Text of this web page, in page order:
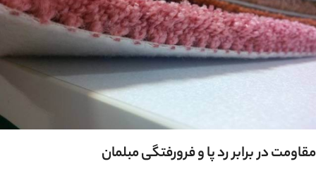
مقاومت در برابر رد پا و فرورفتگی مبلمان